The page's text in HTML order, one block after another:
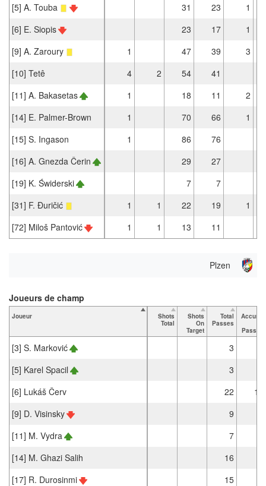
[5] A. Touba
31 23
1
[6] E. Siopis
23 17
1
[9] A. Zaroury
1 47 39
3
[10] Tetê
4 2 54
41
[11] A. Bakasetas
1 18 11
2
[14] E. Palmer-Brown
1 70 66
1
[15] S. Ingason
1 86
76
[16] A. Gnezda Čerin
29
27
[19] K. Świderski
7
7
[31] F. Đuričić
1 1 22 19
1
[72] Miloš Pantović
1 1 13 11
Plzen
Joueur
Shots
Total
Shots
On
Target
Total
Passes
Accurat
Passes
[3] S. Marković 3
[5] Karel Spacil
3
[6] Lukáš Červ
22
19
[9] D. Visinsky
9
[11] M. Vydra
7
[14] M. Ghazi Salih
16
[17] R. Durosinmi
15
Joueurs de champ